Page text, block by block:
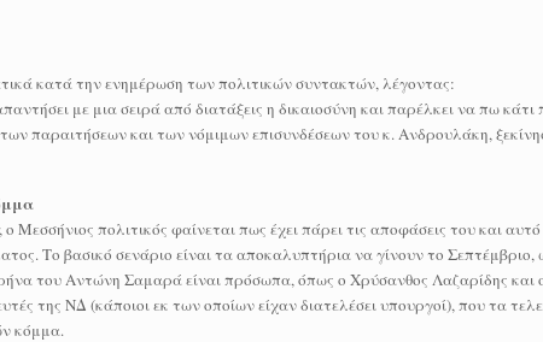
κατά την ενημέρωση των πολιτικών συντακτών, λέγοντας:
με μια σειρά από διατάξεις η δικαιοσύνη και παρέλκει να πω κάτι
παραιτήσεων και των νόμιμων επισυνδέσεων του κ. Ανδρουλάκη,
πολιτικός φαίνεται πως έχει πάρει τις αποφάσεις του και
Το βασικό σενάριο είναι τα αποκαλυπτήρια να γίνουν το Σεπτέμβριο,
του Αντώνη Σαμαρά είναι πρόσωπα, όπως ο Χρύσανθος Λαζαρίδης και
της ΝΔ (κάποιοι εκ των οποίων είχαν διατελέσει υπουργοί), που τα
κόμμα.